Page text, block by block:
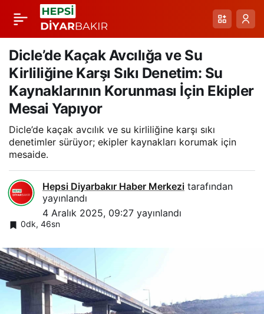
Dicle’de Kaçak Avcılığa ve Su
Kirliliğine Karşı Sıkı Denetim: Su
Kaynaklarının Korunması İçin Ekipler
Mesai Yapıyor
Dicle’de kaçak avcılık ve su kirliliğine karşı sıkı
denetimler sürüyor; ekipler kaynakları korumak için
mesaide.
Hepsi Diyarbakır Haber Merkezi tarafından
yayınlandı
4 Aralık 2025, 09:27 yayınlandı
0dk, 46sn
Engelli Bireylerle
Dayanışma: Çermik’te
Hane Ziyaretleri ve
Devletin Yanında
Olduğu Vurgusu
Paylaş